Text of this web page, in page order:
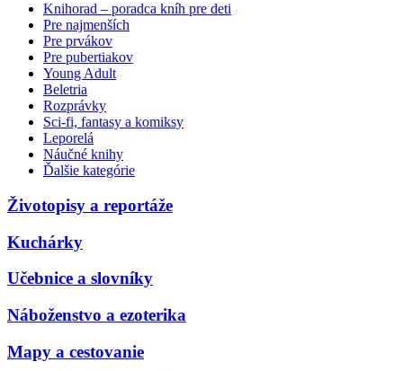
Knihorad – poradca kníh pre deti
Pre najmenších
Pre prvákov
Pre pubertiakov
Young Adult
Beletria
Rozprávky
Sci-fi, fantasy a komiksy
Leporelá
Náučné knihy
Ďalšie kategórie
Životopisy a reportáže
Kuchárky
Učebnice a slovníky
Náboženstvo a ezoterika
Mapy a cestovanie